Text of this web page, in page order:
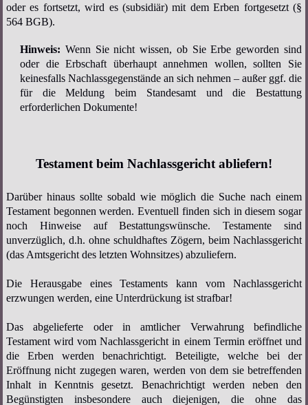
oder es fortsetzt, wird es (subsidiär) mit dem Erben fortgesetzt (§
564 BGB).
Hinweis: Wenn Sie nicht wissen, ob Sie Erbe geworden sind
oder die Erbschaft überhaupt annehmen wollen, sollten Sie
keinesfalls Nachlassgegenstände an sich nehmen – außer ggf. die
für die Meldung beim Standesamt und die Bestattung
erforderlichen Dokumente!
Testament beim Nachlassgericht abliefern!
Darüber hinaus sollte sobald wie möglich die Suche nach einem
Testament begonnen werden. Eventuell finden sich in diesem sogar
noch Hinweise auf Bestattungswünsche. Testamente sind
unverzüglich, d.h. ohne schuldhaftes Zögern, beim Nachlassgericht
(das Amtsgericht des letzten Wohnsitzes) abzuliefern.
Die Herausgabe eines Testaments kann vom Nachlassgericht
erzwungen werden, eine Unterdrückung ist strafbar!
Das abgelieferte oder in amtlicher Verwahrung befindliche
Testament wird vom Nachlassgericht in einem Termin eröffnet und
die Erben werden benachrichtigt. Beteiligte, welche bei der
Eröffnung nicht zugegen waren, werden von dem sie betreffenden
Inhalt in Kenntnis gesetzt. Benachrichtigt werden neben den
Begünstigten insbesondere auch diejenigen, die ohne das